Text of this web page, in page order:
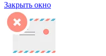
Закрыть окно